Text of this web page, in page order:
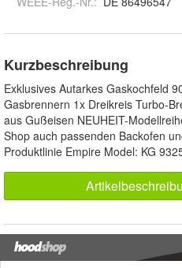
Kurzbeschreibung
Exklusives Autarkes Gaskochfeld
Gasbrennern 1x Dreikreis Turbo-
aus Gußeisen NEUHEIT-
Shop auch passenden Backofen
Produktlinie Empire Model: KG